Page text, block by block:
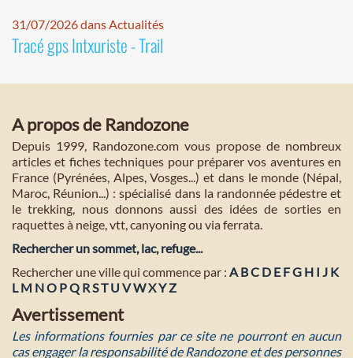
31/07/2026 dans Actualités
Tracé gps Intxuriste - Trail
A propos de Randozone
Depuis 1999, Randozone.com vous propose de nombreux
articles et fiches techniques pour préparer vos aventures en
France (Pyrénées, Alpes, Vosges...) et dans le monde (Népal,
Maroc, Réunion...) : spécialisé dans la randonnée pédestre et
le trekking, nous donnons aussi des idées de sorties en
raquettes à neige, vtt, canyoning ou via ferrata.
Rechercher un sommet, lac, refuge...
Rechercher une ville qui commence par : A BC D E FG H I J K
L M NO PQ R ST U VWXY Z
Avertissement
Les informations fournies par ce site ne pourront en aucun
cas engager la responsabilité de Randozone et des personnes